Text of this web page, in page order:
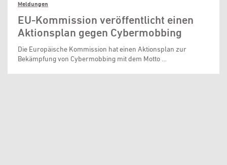
Meldungen
EU-Kommission veröffentlicht einen
Aktionsplan gegen Cybermobbing
Die Europäische Kommission hat einen Aktionsplan zur
Bekämpfung von Cybermobbing mit dem Motto …